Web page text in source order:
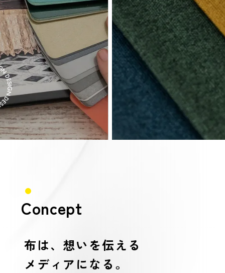
Concept
布は、想いを伝える
メディアになる。